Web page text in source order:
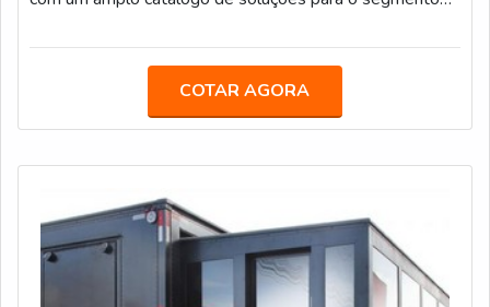
valores; Semirreboque, bitrem e rodotrem sider; Piso
transporte de bebidas; Carga seca; Entre outros.Fundada
em 1992, a Truckvan é a maior fabricante de Unidades
COTAR AGORA